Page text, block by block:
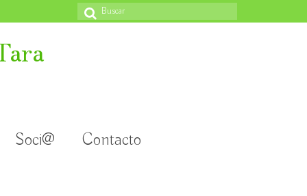
Buscar
por:
Soci@ Contacto